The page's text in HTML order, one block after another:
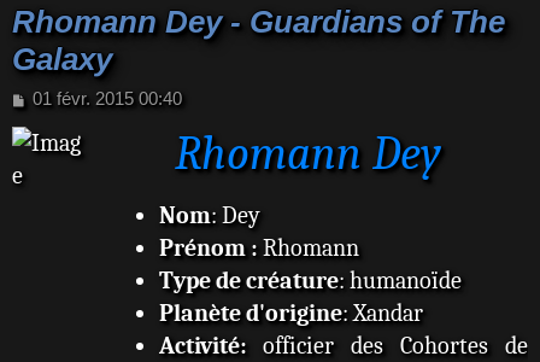
Rhomann Dey - Guardians of The
Galaxy
M
s
01 févr. 2015 00:40
Rhomann Dey
Nom: Dey
Prénom : Rhomann
Type de créature: humanoïde
Planète d'origine: Xandar
Activité: officier des Cohortes de